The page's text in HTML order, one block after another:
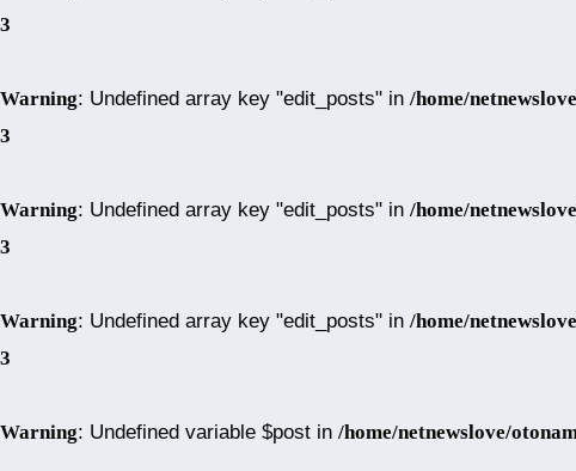
3
Warning: Undefined array key "edit_posts" in /home/
3
Warning: Undefined array key "edit_posts" in /home/
3
Warning: Undefined array key "edit_posts" in /home/
3
Warning: Undefined variable $post in /home/netnewslove/